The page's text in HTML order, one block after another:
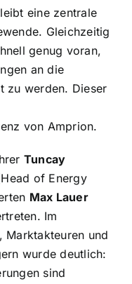
eine zentrale
Gleichzeitig
genug voran,
an die
zu werden. Dieser
von Amprion.
Tuncay
of Energy
Max Lauer
Im
Marktakteuren und
wurde deutlich:
sind